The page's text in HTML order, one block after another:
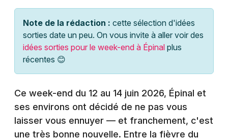
Spectacles
Concerts
Sports
Sorties famille
Expos
Nantes
Nice
Paris
Strasbourg
Toulouse
Toutes les villes
Note de la rédaction : cette sélection d'idées
sorties date un peu. On vous invite à aller voir des
idées sorties pour le week-end à Épinal plus
récentes 😊
Ce week-end du 12 au 14 juin 2026, Épinal et
ses environs ont décidé de ne pas vous
laisser vous ennuyer — et franchement, c'est
une très bonne nouvelle. Entre la fièvre du